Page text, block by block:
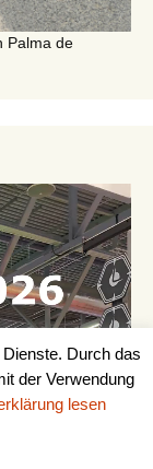
Palma de
Durch das
der Verwendung
lesen